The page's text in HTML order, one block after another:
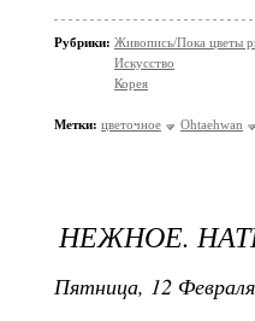
Рубрики: Живопись/Пока цветы
Искусство
Корея
Метки: цветочное Ohtaehwan
НЕЖНОЕ.
Пятница, 12